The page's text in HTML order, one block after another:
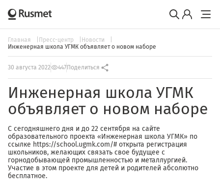
Главная Пресс-центр
Новости
Инженерная школа УГМК объявляет о новом наборе
30 августа 2022 447 Поделиться
Инженерная школа УГМК
объявляет о новом наборе
С сегодняшнего дня и до 22 сентября на сайте
образовательного проекта «Инженерная школа УГМК» по
ссылке https://school.ugmk.com/# открыта регистрация
школьников, желающих связать свое будущее с
горнодобывающей промышленностью и металлургией.
Участие в этом проекте для детей и родителей абсолютно
бесплатное.